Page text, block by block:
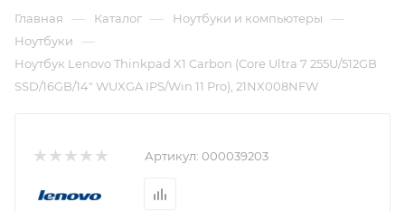
Главная — Каталог — Ноутбуки и компьютеры —
Ноутбуки —
Ноутбук Lenovo Thinkpad X1 Carbon (Core Ultra 7 255U/512GB
SSD/16GB/14" WUXGA IPS/Win 11 Pro), 21NX008NFW
Артикул: 000039203